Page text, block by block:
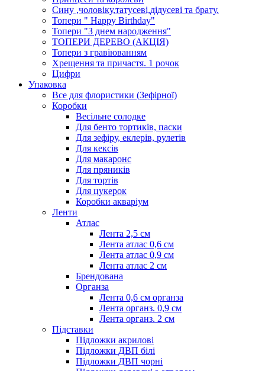
Сину ,чоловіку,татусеві,дідусеві та брату.
Топери " Happy Birthday"
Топери "З днем народження"
ТОПЕРИ ДЕРЕВО (АКЦІЯ)
Топери з гравіюванням
Хрещення та причастя. 1 рочок
Цифри
Упаковка
Все для флористики (Зефірної)
Коробки
Весільне солодке
Для бенто тортиків, паски
Для зефіру, еклерів, рулетів
Для кексів
Для макаронс
Для пряників
Для тортів
Для цукерок
Коробки акваріум
Ленти
Атлас
Лента 2,5 см
Лента атлас 0,6 см
Лента атлас 0,9 см
Лента атлас 2 см
Брендована
Органза
Лента 0,6 см органза
Лента органз. 0,9 см
Лента органз. 2 см
Підставки
Підложки акрилові
Підложки ДВП білі
Підложки ДВП чорні